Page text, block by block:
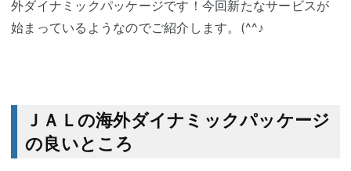
外ダイナミックパッケージです！今回新たなサービスが
始まっているようなのでご紹介します。(^^♪
ＪＡＬの海外ダイナミックパッケージ
の良いところ